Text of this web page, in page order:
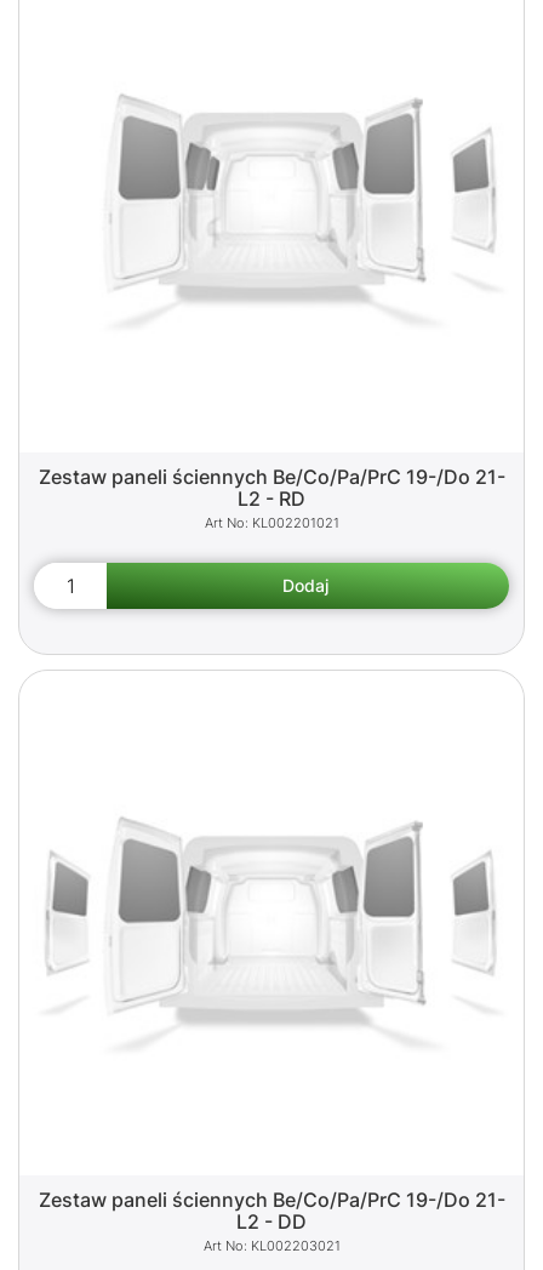
Zestaw paneli ściennych Be/Co/Pa/PrC 19-/Do 21-
L2 - RD
KL002201021
Zestaw paneli ściennych Be/Co/Pa/PrC 19-/Do 21-
L2 - DD
KL002203021